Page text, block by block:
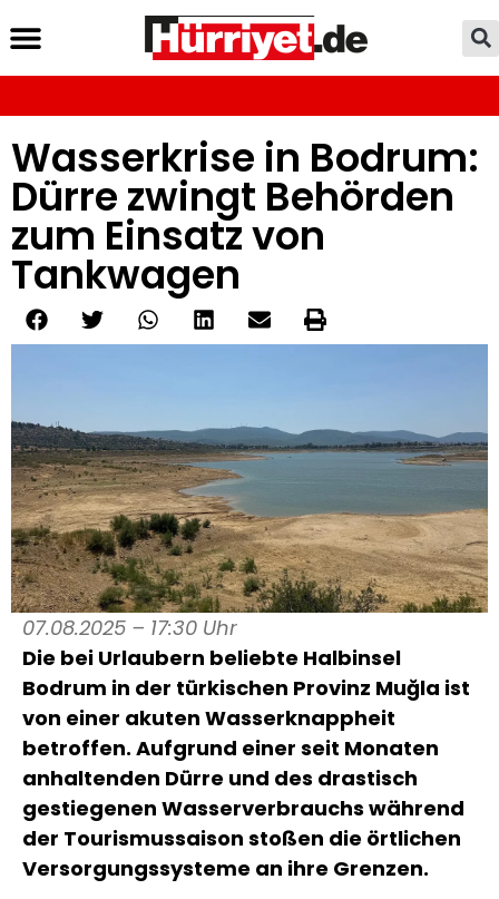
Wasserkrise in Bodrum:
Dürre zwingt Behörden
zum Einsatz von
Tankwagen
07.08.2025 – 17:30 Uhr
Die bei Urlaubern beliebte Halbinsel
Bodrum in der türkischen Provinz Muğla ist
von einer akuten Wasserknappheit
betroffen. Aufgrund einer seit Monaten
anhaltenden Dürre und des drastisch
gestiegenen Wasserverbrauchs während
der Tourismussaison stoßen die örtlichen
Versorgungssysteme an ihre Grenzen.